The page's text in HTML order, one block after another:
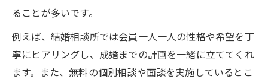
ることが多いです。
例えば、結婚相談所では会員一人一人の性格や希望を丁
寧にヒアリングし、成婚までの計画を一緒に立ててくれ
ます。また、無料の個別相談や面談を実施しているとこ